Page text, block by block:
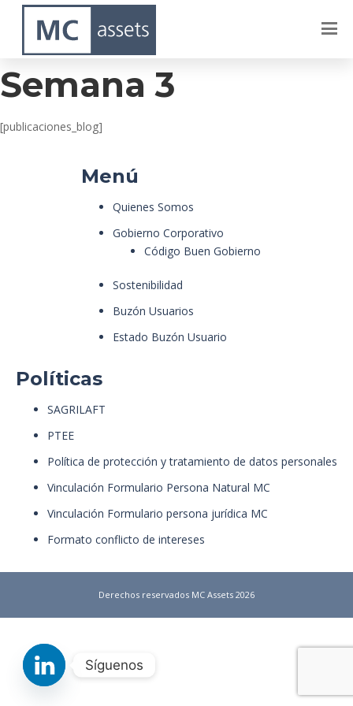
Celeste – Julio –
Semana 3
[publicaciones_blog]
Menú
Quienes Somos
Gobierno Corporativo
Código Buen Gobierno
Sostenibilidad
Buzón Usuarios
Estado Buzón Usuario
Políticas
SAGRILAFT
PTEE
Política de protección y tratamiento de datos personales
Vinculación Formulario Persona Natural MC
Vinculación Formulario persona jurídica MC
Formato conflicto de intereses
Derechos reservados MC Assets 2026
Síguenos